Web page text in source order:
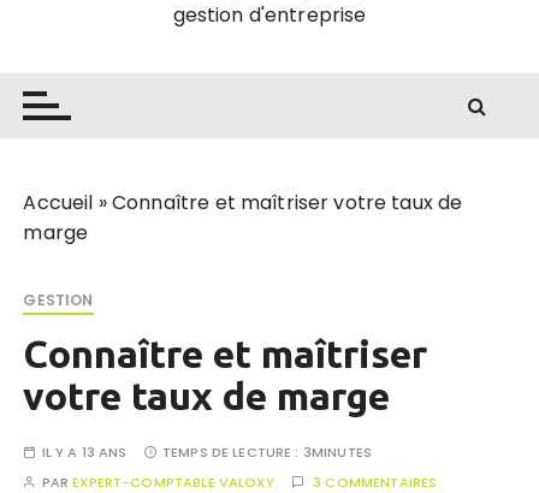
gestion d'entreprise
Accueil »Connaître et maîtriser votre taux de
marge
GESTION
Connaître et maîtriser
votre taux de marge
IL Y A 13 ANS TEMPS DE LECTURE : 3MINUTES
PAREXPERT-COMPTABLE VALOXY 3 COMMENTAIRES